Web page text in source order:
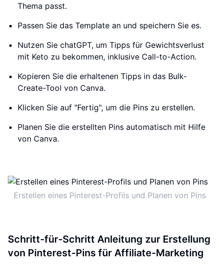
Thema passt.
Passen Sie das Template an und speichern Sie es.
Nutzen Sie chatGPT, um Tipps für Gewichtsverlust
mit Keto zu bekommen, inklusive Call-to-Action.
Kopieren Sie die erhaltenen Tipps in das Bulk-
Create-Tool von Canva.
Klicken Sie auf "Fertig", um die Pins zu erstellen.
Planen Sie die erstellten Pins automatisch mit Hilfe
von Canva.
Erstellen eines Pinterest-Profils und Planen von Pins
Schritt-für-Schritt Anleitung zur Erstellung
von Pinterest-Pins für Affiliate-Marketing